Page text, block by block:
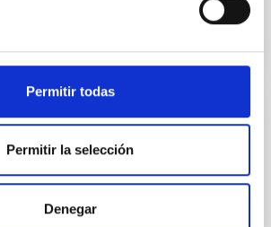
Permitir todas
Permitir la selección
Denegar
0
out quenching in quiescent
≲ z ≲ 2.2: Age, Fe-, and
gradients from JWST-